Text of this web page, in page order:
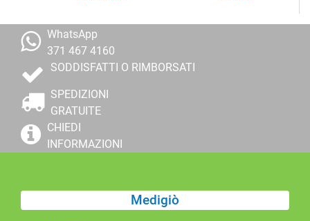
WhatsApp
371 467 4160
SODDISFATTI O RIMBORSATI
SPEDIZIONI
GRATUITE
CHIEDI
INFORMAZIONI
Medigiò